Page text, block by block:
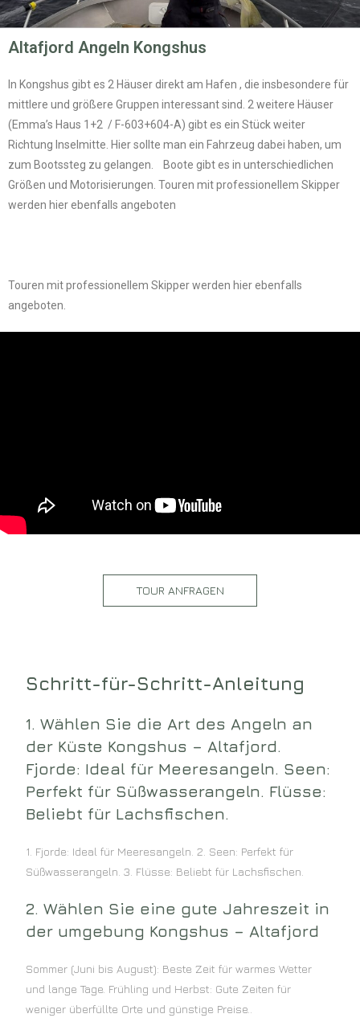
Altafjord Angeln Kongshus
In Kongshus gibt es 2 Häuser direkt am Hafen , die insbesondere für
mittlere und größere Gruppen interessant sind. 2 weitere Häuser
(Emma’s Haus 1+2 / F-603+604-A) gibt es ein Stück weiter
Richtung Inselmitte. Hier sollte man ein Fahrzeug dabei haben, um
zum Bootssteg zu gelangen. Boote gibt es in unterschiedlichen
Größen und Motorisierungen. Touren mit professionellem Skipper
werden hier ebenfalls angeboten
Touren mit professionellem Skipper werden hier ebenfalls
angeboten.
TOUR ANFRAGEN
Schritt-für-Schritt-Anleitung
1. Wählen Sie die Art des Angeln an
der Küste Kongshus – Altafjord.
Fjorde: Ideal für Meeresangeln. Seen:
Perfekt für Süßwasserangeln. Flüsse:
Beliebt für Lachsfischen.
1. Fjorde: Ideal für Meeresangeln. 2. Seen: Perfekt für
Süßwasserangeln. 3. Flüsse: Beliebt für Lachsfischen.
2. Wählen Sie eine gute Jahreszeit in
der umgebung Kongshus – Altafjord
Sommer (Juni bis August): Beste Zeit für warmes Wetter
und lange Tage. Frühling und Herbst: Gute Zeiten für
weniger überfüllte Orte und günstige Preise..